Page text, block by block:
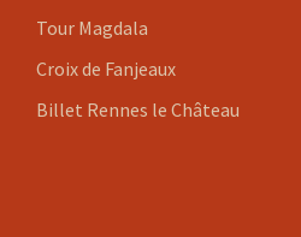
Tour Magdala
Croix de Fanjeaux
Billet Rennes le Château